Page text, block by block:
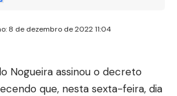
8 de dezembro de 2022 11:04
Nogueira assinou o decreto
que, nesta sexta-feira, dia